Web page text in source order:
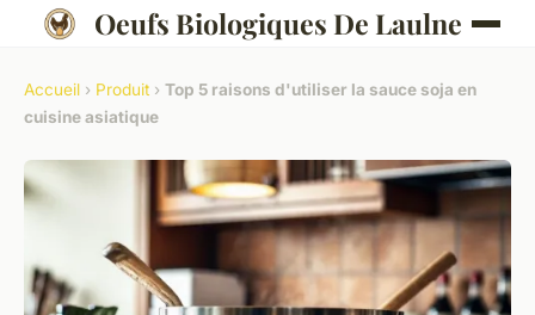
Oeufs Biologiques De Laulne
Accueil › Produit › Top 5 raisons d'utiliser la sauce soja en
cuisine asiatique